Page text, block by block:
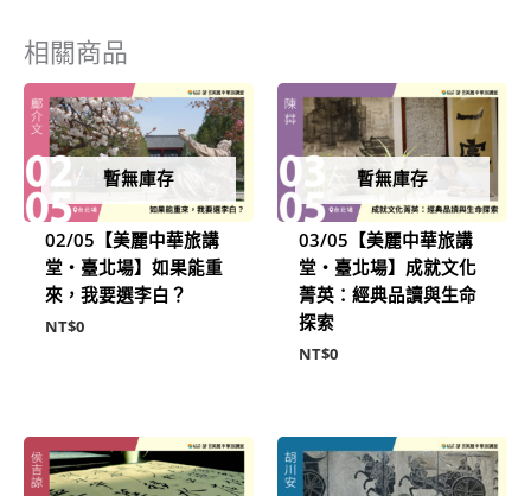
相關商品
暫無庫存
02/05【美麗中華旅講
堂‧臺北場】如果能重
來，我要選李白？
NT$0
暫無庫存
03/05【美麗中華旅講
堂‧臺北場】成就文化
菁英：經典品讀與生命
探索
NT$0